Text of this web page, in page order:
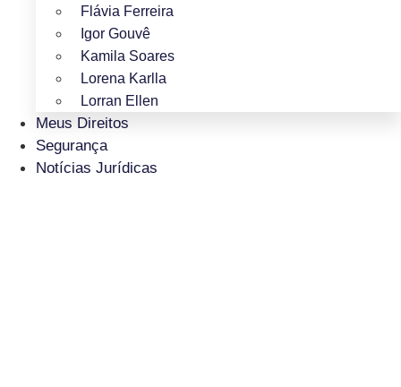
Flávia Ferreira
Igor Gouvê
Kamila Soares
Lorena Karlla
Lorran Ellen
Meus Direitos
Segurança
Notícias Jurídicas